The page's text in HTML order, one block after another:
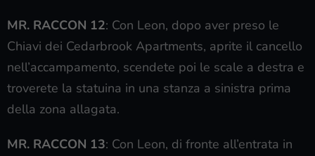
MR. RACCON 12: Con Leon, dopo aver preso le
Chiavi dei Cedarbrook Apartments, aprite il cancello
nell’accampamento, scendete poi le scale a destra e
troverete la statuina in una stanza a sinistra prima
della zona allagata.
MR. RACCON 13: Con Leon, di fronte all’entrata in